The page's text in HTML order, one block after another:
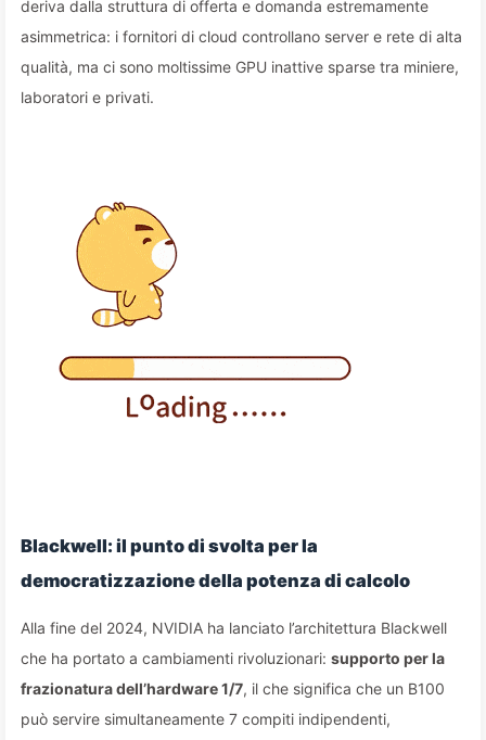
deriva dalla struttura di offerta e domanda estremamente
asimmetrica: i fornitori di cloud controllano server e rete di alta
qualità, ma ci sono moltissime GPU inattive sparse tra miniere,
laboratori e privati.
Blackwell: il punto di svolta per la
democratizzazione della potenza di calcolo
Alla fine del 2024, NVIDIA ha lanciato l’architettura Blackwell
che ha portato a cambiamenti rivoluzionari: supporto per la
frazionatura dell’hardware 1/7, il che significa che un B100
può servire simultaneamente 7 compiti indipendenti,